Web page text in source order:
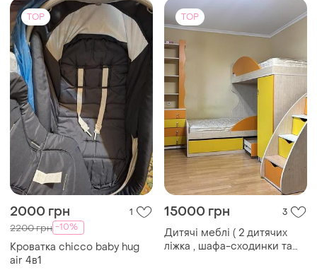
TOP
2000 грн 1
2200 грн -10%
Кроватка chicco baby hug
air 4в1
TOP
15000 грн 3
Дитячі меблі ( 2 дитячих
ліжка , шафа-сходинки та